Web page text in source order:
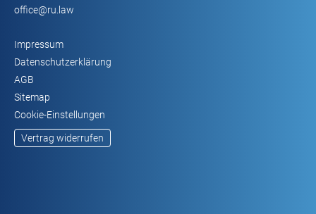
office@ru.law
Impressum
Datenschutzerklärung
AGB
Sitemap
Cookie-Einstellungen
Vertrag widerrufen